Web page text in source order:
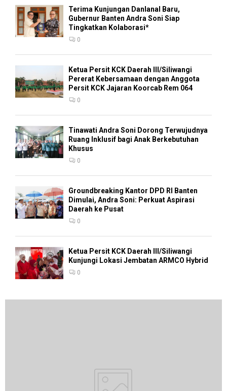
Terima Kunjungan Danlanal Baru,
Gubernur Banten Andra Soni Siap
Tingkatkan Kolaborasi*
0
Ketua Persit KCK Daerah III/Siliwangi
Pererat Kebersamaan dengan Anggota
Persit KCK Jajaran Koorcab Rem 064
0
Tinawati Andra Soni Dorong Terwujudnya
Ruang Inklusif bagi Anak Berkebutuhan
Khusus
0
Groundbreaking Kantor DPD RI Banten
Dimulai, Andra Soni: Perkuat Aspirasi
Daerah ke Pusat
0
Ketua Persit KCK Daerah III/Siliwangi
Kunjungi Lokasi Jembatan ARMCO Hybrid
0